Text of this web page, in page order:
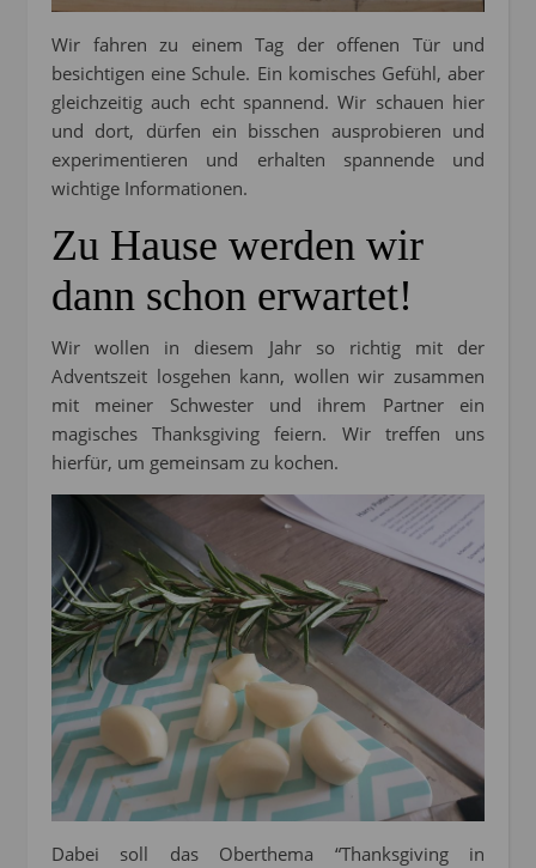
Wir fahren zu einem Tag der offenen Tür und
besichtigen eine Schule. Ein komisches Gefühl, aber
gleichzeitig auch echt spannend. Wir schauen hier
und dort, dürfen ein bisschen ausprobieren und
experimentieren und erhalten spannende und
wichtige Informationen.
Zu Hause werden wir
dann schon erwartet!
Wir wollen in diesem Jahr so richtig mit der
Adventszeit losgehen kann, wollen wir zusammen
mit meiner Schwester und ihrem Partner ein
magisches Thanksgiving feiern. Wir treffen uns
hierfür, um gemeinsam zu kochen.
Dabei soll das Oberthema “Thanksgiving in